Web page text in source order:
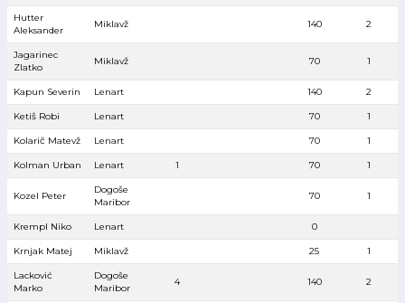
Hutter
Aleksander
Miklavž 140 2
Jagarinec
Zlatko
Miklavž 70 1
Kapun Severin Lenart 140 2
Ketiš Robi Lenart 70 1
Kolarič Matevž Lenart 70 1
Kolman Urban Lenart 1 70 1
Kozel Peter
Dogoše
Maribor
70 1
Krempl Niko Lenart 0
Krnjak Matej Miklavž 25 1
Lacković
Marko
Dogoše
Maribor
4 140 2